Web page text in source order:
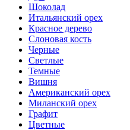
Шоколад
Итальянский орех
Красное дерево
Слоновая кость
Черные
Светлые
Темные
Вишня
Американский орех
Миланский орех
Графит
Цветные